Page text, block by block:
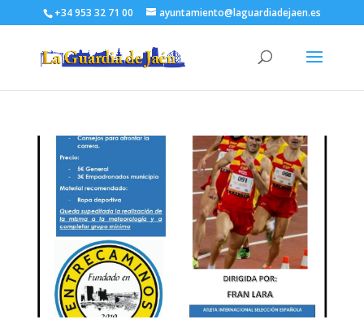
+34 953 32 71 00 ayuntamiento@laguardiadejaen.es